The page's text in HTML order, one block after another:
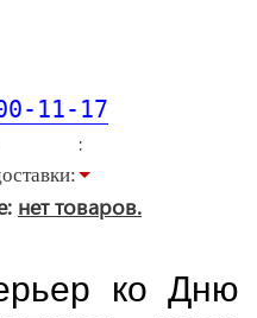
11-17
нет товаров.
ко Дню